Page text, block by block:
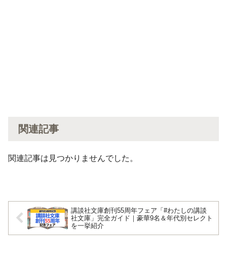
関連記事
関連記事は見つかりませんでした。
講談社文庫創刊55周年フェア「#わたしの講談
社文庫」完全ガイド｜豪華9名＆年代別セレクト
を一挙紹介